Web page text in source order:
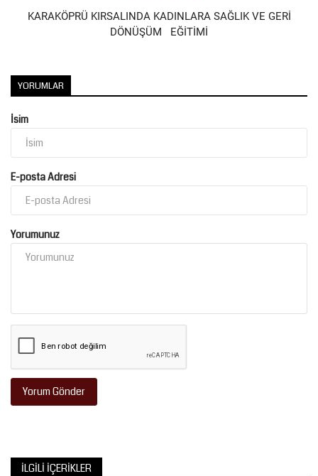
KARAKÖPRÜ KIRSALINDA KADINLARA SAĞLIK VE GERİ
DÖNÜŞÜM EĞİTİMİ
YORUMLAR
İsim
E-posta Adresi
Yorumunuz
Yorum Gönder
İLGILI İÇERIKLER